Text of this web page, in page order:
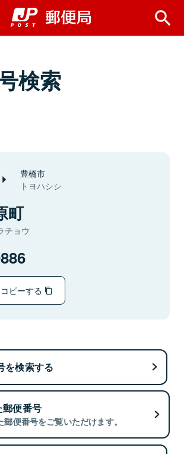
検索
豊橋市
トヨハシシ
町
チョウ
ピーする
を検索する
便番号
便番号をご覧いただけます。